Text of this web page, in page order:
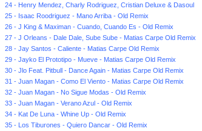
24 - Henry Mendez, Charly Rodriguez, Cristian Deluxe & Dasoul
25 - Isaac Roodriguez - Mano Arriba - Old Remix
26 - J King & Maximan - Cuando, Cuando Es - Old Remix
27 - J Orleans - Dale Dale, Sube Sube - Matias Carpe Old Remix
28 - Jay Santos - Caliente - Matias Carpe Old Remix
29 - Jayko El Prototipo - Mueve - Matias Carpe Old Remix
30 - Jlo Feat. Pitbull - Dance Again - Matias Carpe Old Remix
31 - Juan Magan - Como El Viento - Matias Carpe Old Remix
32 - Juan Magan - No Sigue Modas - Old Remix
33 - Juan Magan - Verano Azul - Old Remix
34 - Kat De Luna - Whine Up - Old Remix
35 - Los Tiburones - Quiero Dancar - Old Remix